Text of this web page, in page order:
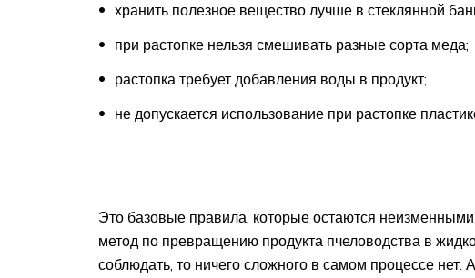
хранить полезное вещество лучше в стеклянной
при растопке нельзя смешивать разные сорта меда;
растопка требует добавления воды в продукт;
не допускается использование при растопке
Это базовые правила, которые остаются неизменными
метод по превращению продукта пчеловодства в
соблюдать, то ничего сложного в самом процессе нет.